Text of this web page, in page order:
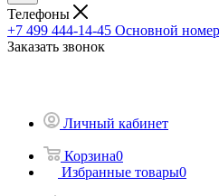
Телефоны
+7 499 444-14-45 Основной номер
Заказать звонок
Личный кабинет
Корзина0
Избранные товары0